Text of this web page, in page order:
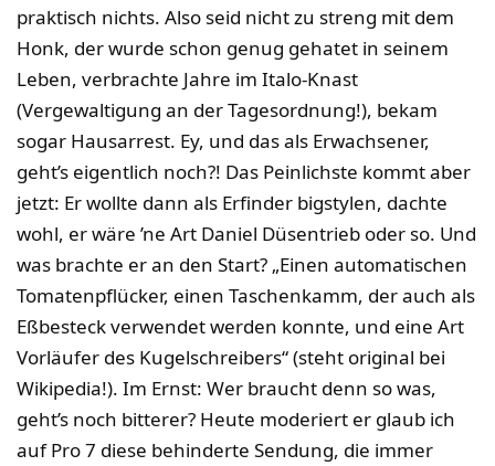
praktisch nichts. Also seid nicht zu streng mit dem
Honk, der wurde schon genug gehatet in seinem
Leben, verbrachte Jahre im Italo-Knast
(Vergewaltigung an der Tagesordnung!), bekam
sogar Hausarrest. Ey, und das als Erwachsener,
geht’s eigentlich noch?! Das Peinlichste kommt aber
jetzt: Er wollte dann als Erfinder bigstylen, dachte
wohl, er wäre ’ne Art Daniel Düsentrieb oder so. Und
was brachte er an den Start? „Einen automatischen
Tomatenpflücker, einen Taschenkamm, der auch als
Eßbesteck verwendet werden konnte, und eine Art
Vorläufer des Kugelschreibers“ (steht original bei
Wikipedia!). Im Ernst: Wer braucht denn so was,
geht’s noch bitterer? Heute moderiert er glaub ich
auf Pro 7 diese behinderte Sendung, die immer